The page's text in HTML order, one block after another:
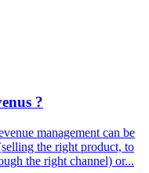
?
management can be
the right product, to
the right channel) or...